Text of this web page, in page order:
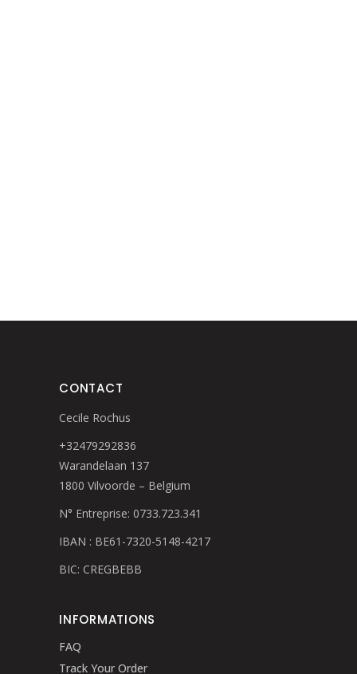
CONTACT
Cecile Rochus
+32479292836
Warandelaan 137
1800 Vilvoorde – Belgium
N° Entreprise: 0733.723.341
IBAN : BE61-7320-5148-4217
BIC: CREGBEBB
INFORMATIONS
FAQ
Track Your Order